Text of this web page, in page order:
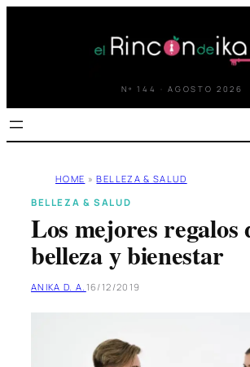
Nº 144 · AGOSTO 2026
HOME » BELLEZA & SALUD
BELLEZA & SALUD
Los mejores regalos
belleza y bienestar
ANIKA D. A. 16/12/2019